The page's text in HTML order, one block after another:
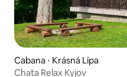
Cabana ⋅ Krásná Lípa
Chata Relax Kyjov